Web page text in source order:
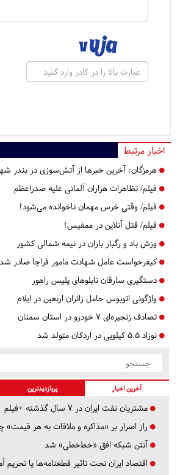
اخبار مرتبط
هرمزگان: آخرین خبرها از آتش‌سوزی در بندر
فیلم/ تظاهرات هزاران آلمانی علیه صدراعظم
فیلم/ وقتی خرس مهمان ناخوانده می‌شود!
فیلم/ قتل آنلاین در ممفیس!
وزش باد و رگبار باران در نیمه شمالی کشور
کیفرخواست عامل شهادت مامور فراجا صادر شد
دستگیری سارقان تابلوهای پلیس راهور
واژگونی اتوبوس حامل زائران اربعین در ایلام
تصادف زنجیره‌ای ۷ خودرو در استان سمنان
نوزاد ۵.۵ کیلویی در اردکان متولد شد
آخرین اخبار پربازدیدترین
مشتریان نفت ایران در ۷ سال گذشته +فیلم
راز اصرار بر «مذاکره و ملاقات به هر
آنتن شبکه افق «خط‌خطی» شد
اقتصاد ایران تحت تاثیر قطعنامه‌ها یا تحریم‌